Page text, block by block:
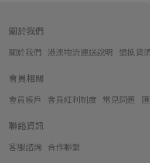
關於我們
關於我們 港澳物流運送說明 退換貨
會員相關
會員帳戶 會員紅利制度 常見問題
聯絡資訊
客服諮詢 合作聯繫